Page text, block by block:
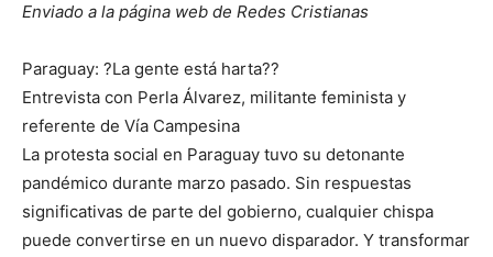
Enviado a la página web de Redes Cristianas
Paraguay: ?La gente está harta??
Entrevista con Perla Álvarez, militante feminista y
referente de Vía Campesina
La protesta social en Paraguay tuvo su detonante
pandémico durante marzo pasado. Sin respuestas
significativas de parte del gobierno, cualquier chispa
puede convertirse en un nuevo disparador. Y transformar